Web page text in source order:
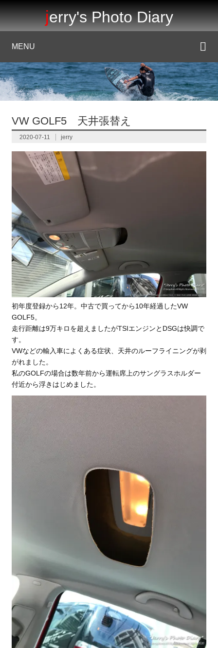
jerry's Photo Diary
MENU
VW GOLF5 天井張替え
2020-07-11 jerry
初年度登録から12年。中古で買ってから10年経過したVW
GOLF5。
走行距離は9万キロを超えましたがTSIエンジンとDSGは快調で
す。
VWなどの輸入車によくある症状、天井のルーフライニングが剥
がれました。
私のGOLFの場合は数年前から運転席上のサングラスホルダー
付近から浮きはじめました。